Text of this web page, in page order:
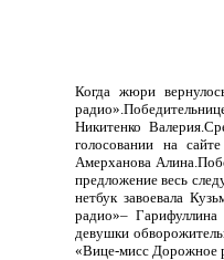
Когда жюри
радио».
Никитенко Валерия.
голосовании на
Амерханова Алина.
предложение весь
нетбук завоевала
радио»–
девушки
«Вице-мисс Дорожное